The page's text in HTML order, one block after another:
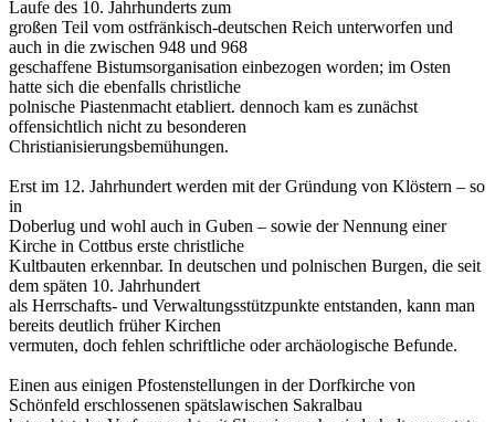
Laufe des 10. Jahrhunderts zum
großen Teil vom ostfränkisch-deutschen Reich unterworfen und
auch in die zwischen 948 und 968
geschaffene Bistumsorganisation einbezogen worden; im Osten
hatte sich die ebenfalls christliche
polnische Piastenmacht etabliert. dennoch kam es zunächst
offensichtlich nicht zu besonderen
Christianisierungsbemühungen.
Erst im 12. Jahrhundert werden mit der Gründung von Klöstern – so
in
Doberlug und wohl auch in Guben – sowie der Nennung einer
Kirche in Cottbus erste christliche
Kultbauten erkennbar. In deutschen und polnischen Burgen, die seit
dem späten 10. Jahrhundert
als Herrschafts- und Verwaltungsstützpunkte entstanden, kann man
bereits deutlich früher Kirchen
vermuten, doch fehlen schriftliche oder archäologische Befunde.
Einen aus einigen Pfostenstellungen in der Dorfkirche von
Schönfeld erschlossenen spätslawischen Sakralbau